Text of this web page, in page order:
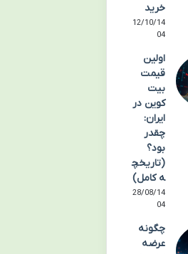
خرید
12/10/14
04
اولین
قیمت
بیت
کوین در
ایران:
چقدر
بود؟
(تاریخچ
ه کامل)
28/08/14
04
چگونه
عرضه